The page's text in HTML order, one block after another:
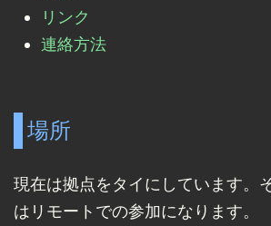
リンク
連絡方法
場所
現在は拠点をタイにしています。
はリモートでの参加になります。